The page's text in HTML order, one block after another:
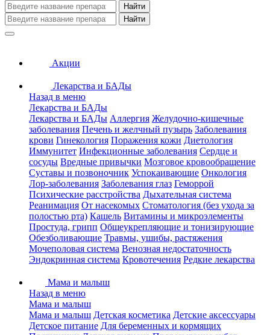
Найти
Найти
Акции
Лекарства и БАДы
Назад в меню
Лекарства и БАДы
Лекарства и БАДы Аллергия Желудочно-кишечные
заболевания Печень и желчный пузырь Заболевания
крови Гинекология Поражения кожи Диетология
Иммунитет Инфекционные заболевания Сердце и
сосуды Вредные привычки Мозговое кровообращение
Суставы и позвоночник Успокаивающие Онкология
Лор-заболевания Заболевания глаз Геморрой
Психические расстройства Дыхательная система
Реанимация От насекомых Стоматология (без ухода за
полостью рта) Кашель Витамины и микроэлементы
Простуда, грипп Общеукрепляющие и тонизирующие
Обезболивающие Травмы, ушибы, растяжения
Мочеполовая система Венозная недостаточность
Эндокринная система Кровотечения Редкие лекарства
Мама и малыш
Назад в меню
Мама и малыш
Мама и малыш Детская косметика Детские аксессуары
Детское питание Для беременных и кормящих